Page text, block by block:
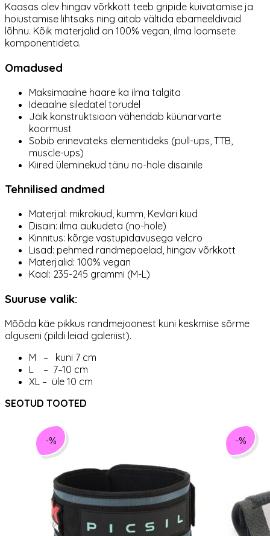
Kaasas olev hingav võrkkott teeb gripide kuivatamise ja
hoiustamise lihtsaks ning aitab vältida ebameeldivaid
lõhnu. Kõik materjalid on 100% vegan, ilma loomsete
komponentideta.
Omadused
Maksimaalne haare ka ilma talgita
Ideaalne siledatel torudel
Jäik konstruktsioon vähendab küünarvarte
koormust
Sobib erinevateks elementideks (pull-ups, TTB,
muscle-ups)
Kiired üleminekud tänu no-hole disainile
Tehnilised andmed
Materjal: mikrokiud, kumm, Kevlari kiud
Disain: ilma aukudeta (no-hole)
Kinnitus: kõrge vastupidavusega velcro
Lisad: pehmed randmepaelad, hingav võrkkott
Materjalid: 100% vegan
Kaal: 235-245 grammi (M-L)
Suuruse valik:
Mõõda käe pikkus randmejoonest kuni keskmise sõrme
alguseni (pildi leiad galeriist).
M – kuni 7 cm
L – 7–10 cm
XL – üle 10 cm
SEOTUD TOOTED
-% -%